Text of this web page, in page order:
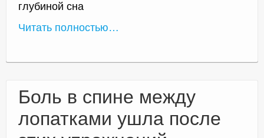
глубиной сна
Читать полностью…
Боль в спине между
лопатками ушла после